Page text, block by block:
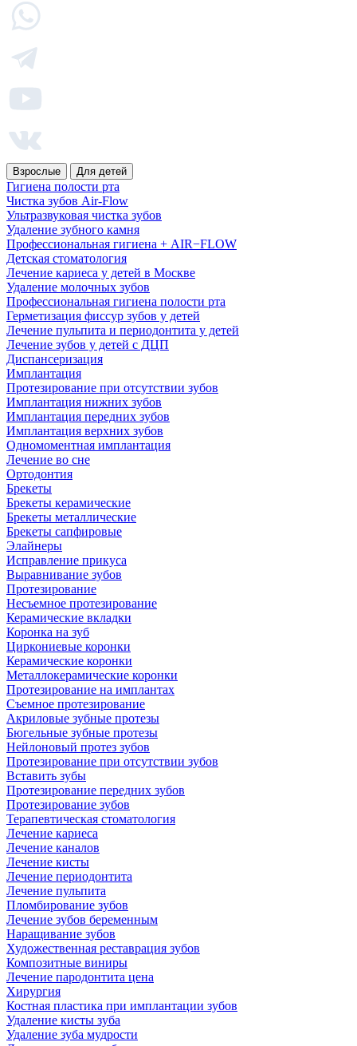
Взрослые Для детей
Гигиена полости рта
Чистка зубов Air-Flow
Ультразвуковая чистка зубов
Удаление зубного камня
Профессиональная гигиена + AIR−FLOW
Детская стоматология
Лечение кариеса у детей в Москве
Удаление молочных зубов
Профессиональная гигиена полости рта
Герметизация фиссур зубов у детей
Лечение пульпита и периодонтита у детей
Лечение зубов у детей с ДЦП
Диспансеризация
Имплантация
Протезирование при отсутствии зубов
Имплантация нижних зубов
Имплантация передних зубов
Имплантация верхних зубов
Одномоментная имплантация
Лечение во сне
Ортодонтия
Брекеты
Брекеты керамические
Брекеты металлические
Брекеты сапфировые
Элайнеры
Исправление прикуса
Выравнивание зубов
Протезирование
Несъемное протезирование
Керамические вкладки
Коронка на зуб
Циркониевые коронки
Керамические коронки
Металлокерамические коронки
Протезирование на имплантах
Съемное протезирование
Акриловые зубные протезы
Бюгельные зубные протезы
Нейлоновый протез зубов
Протезирование при отсутствии зубов
Вставить зубы
Протезирование передних зубов
Протезирование зубов
Терапевтическая стоматология
Лечение кариеса
Лечение каналов
Лечение кисты
Лечение периодонтита
Лечение пульпита
Пломбирование зубов
Лечение зубов беременным
Наращивание зубов
Художественная реставрация зубов
Композитные виниры
Лечение пародонтита цена
Хирургия
Костная пластика при имплантации зубов
Удаление кисты зуба
Удаление зуба мудрости